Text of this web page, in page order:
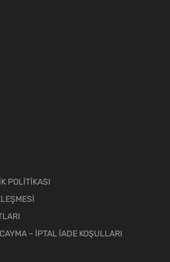
POLİTİKASI
– İPTAL İADE KOŞULLARI